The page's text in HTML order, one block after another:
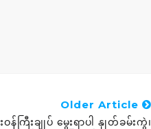
Older Article
န်ကြီးချုပ် မွေးရာပါ နှုတ်ခမ်းကွဲ၊